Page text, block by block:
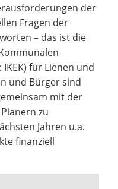
der
Fragen der
– das ist die
für Lienen und
und Bürger sind
mit der
zu
Jahren u.a.
finanziell